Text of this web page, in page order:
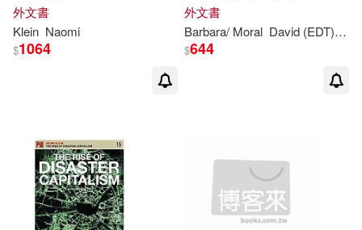
外文書
Klein Naomi
$1064
外文書
Barbara/ Moral David (EDT)/ Baird
$644